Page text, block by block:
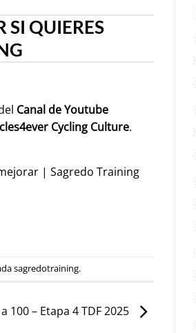
SI QUIERES
Canal de Youtube
Cycling Culture.
| Sagredo Training
sagredotraining.
100 – Etapa 4 TDF 2025